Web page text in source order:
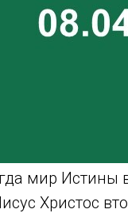
мир Истины
Христос